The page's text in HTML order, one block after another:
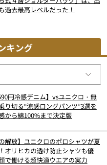
過去最高レベルだった！
キング
円冷感デニム】vsユニクロ・無
り切る“涼感ロングパンツ”3選を
から綿100%まで決定版
解放】ユニクロのポロシャツが夏
オリヒカの透け防止シャツも優
で働ける超快適ウエアの実力